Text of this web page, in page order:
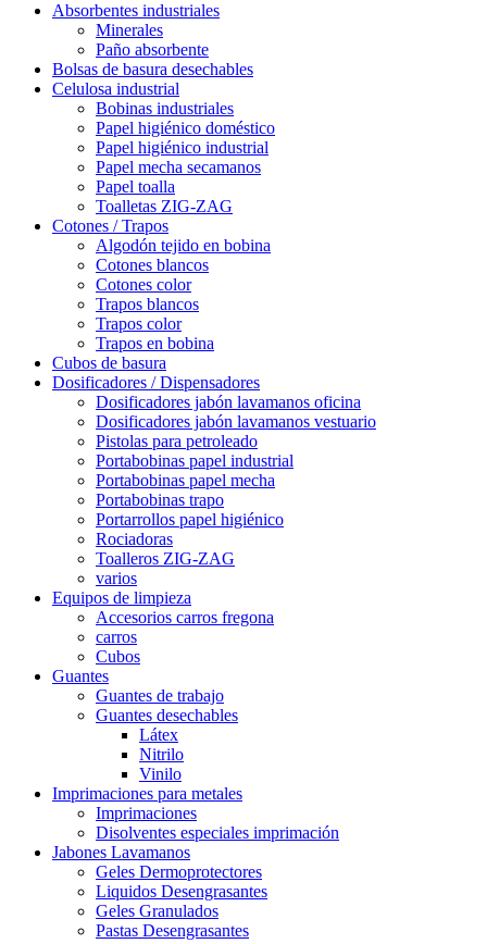
Absorbentes industriales
Minerales
Paño absorbente
Bolsas de basura desechables
Celulosa industrial
Bobinas industriales
Papel higiénico doméstico
Papel higiénico industrial
Papel mecha secamanos
Papel toalla
Toalletas ZIG-ZAG
Cotones / Trapos
Algodón tejido en bobina
Cotones blancos
Cotones color
Trapos blancos
Trapos color
Trapos en bobina
Cubos de basura
Dosificadores / Dispensadores
Dosificadores jabón lavamanos oficina
Dosificadores jabón lavamanos vestuario
Pistolas para petroleado
Portabobinas papel industrial
Portabobinas papel mecha
Portabobinas trapo
Portarrollos papel higiénico
Rociadoras
Toalleros ZIG-ZAG
varios
Equipos de limpieza
Accesorios carros fregona
carros
Cubos
Guantes
Guantes de trabajo
Guantes desechables
Látex
Nitrilo
Vinilo
Imprimaciones para metales
Imprimaciones
Disolventes especiales imprimación
Jabones Lavamanos
Geles Dermoprotectores
Liquidos Desengrasantes
Geles Granulados
Pastas Desengrasantes